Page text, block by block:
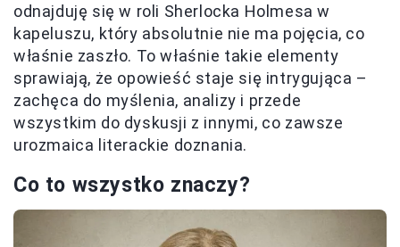
odnajduję się w roli Sherlocka Holmesa w
kapeluszu, który absolutnie nie ma pojęcia, co
właśnie zaszło. To właśnie takie elementy
sprawiają, że opowieść staje się intrygująca –
zachęca do myślenia, analizy i przede
wszystkim do dyskusji z innymi, co zawsze
urozmaica literackie doznania.
Co to wszystko znaczy?